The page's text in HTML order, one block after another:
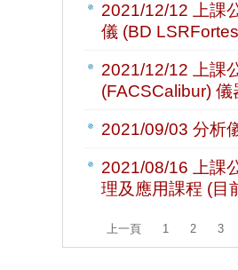
2021/12/12
上
儀 (BD
2021/12/12
上
(FACSCalibur)
2021/09/03 分析
2021/08/16
上
理及應用課程 (目
上一頁 1 2 3